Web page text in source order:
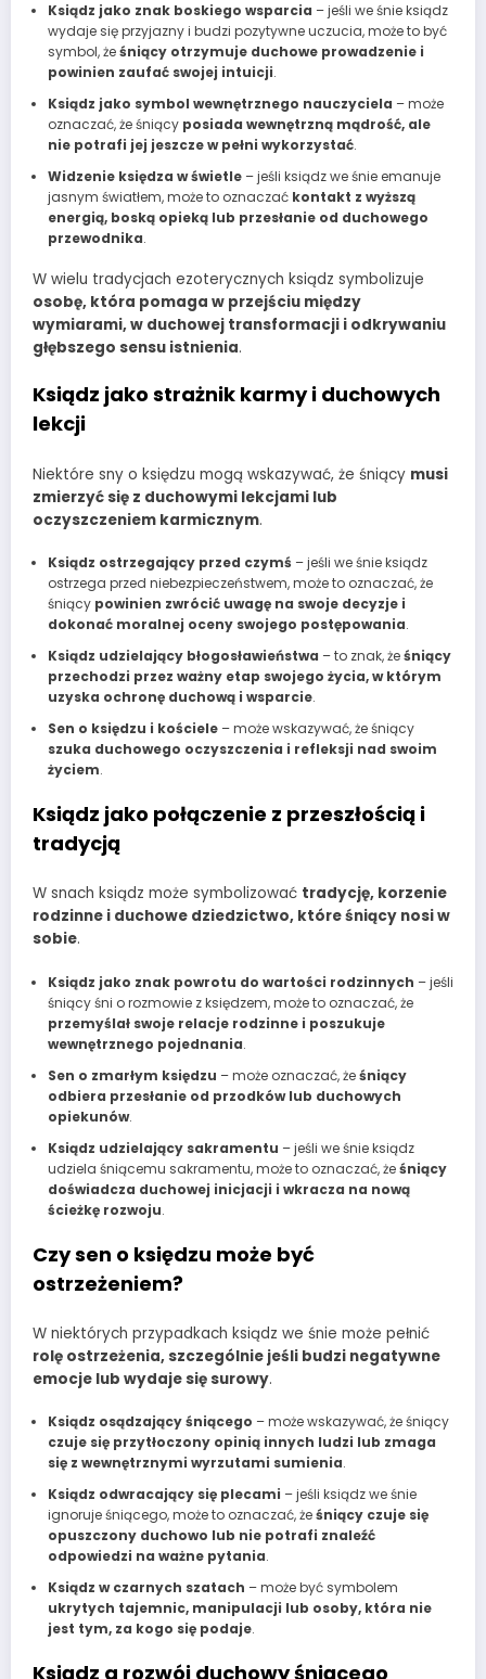
Ksiądz jako znak boskiego wsparcia – jeśli we śnie ksiądz
wydaje się przyjazny i budzi pozytywne uczucia, może to być
symbol, żeśniący otrzymuje duchowe prowadzenie i
powinien zaufać swojej intuicji.
Ksiądz jako symbol wewnętrznego nauczyciela – może
oznaczać, że śniący posiada wewnętrzną mądrość, ale
nie potrafi jej jeszcze w pełni wykorzystać.
Widzenie księdza w świetle– jeśli ksiądz we śnie emanuje
jasnym światłem, może to oznaczać kontakt z wyższą
energią, boską opieką lub przesłanie od duchowego
przewodnika.
W wielu tradycjach ezoterycznych ksiądz symbolizuje
osobę, która pomaga w przejściu między
wymiarami, w duchowej transformacji i odkrywaniu
głębszego sensu istnienia.
Ksiądz jako strażnik karmy i duchowych
lekcji
Niektóre sny o księdzu mogą wskazywać, że śniący musi
zmierzyć się z duchowymi lekcjami lub
oczyszczeniem karmicznym.
Ksiądz ostrzegający przed czymś – jeśli we śnie ksiądz
ostrzega przed niebezpieczeństwem, może to oznaczać, że
śniący powinien zwrócić uwagę na swoje decyzje i
dokonać moralnej oceny swojego postępowania.
Ksiądz udzielający błogosławieństwa – to znak, żeśniący
przechodzi przez ważny etap swojego życia, w którym
uzyska ochronę duchową i wsparcie.
Sen o księdzu i kościele– może wskazywać, że śniący
szuka duchowego oczyszczenia i refleksji nad swoim
życiem.
Ksiądz jako połączenie z przeszłością i
tradycją
W snach ksiądz może symbolizować tradycję, korzenie
rodzinne i duchowe dziedzictwo, które śniący nosi w
sobie.
Ksiądz jako znak powrotu do wartości rodzinnych – jeśli
śniący śni o rozmowie z księdzem, może to oznaczać, że
przemyślał swoje relacje rodzinne i poszukuje
wewnętrznego pojednania.
Sen o zmarłym księdzu – może oznaczać, żeśniący
odbiera przesłanie od przodków lub duchowych
opiekunów.
Ksiądz udzielający sakramentu – jeśli we śnie ksiądz
udziela śniącemu sakramentu, może to oznaczać, żeśniący
doświadcza duchowej inicjacji i wkracza na nową
ścieżkę rozwoju.
Czy sen o księdzu może być
ostrzeżeniem?
W niektórych przypadkach ksiądz we śnie może pełnić
rolę ostrzeżenia, szczególnie jeśli budzi negatywne
emocje lub wydaje się surowy.
Ksiądz osądzający śniącego – może wskazywać, że śniący
czuje się przytłoczony opinią innych ludzi lub zmaga
się z wewnętrznymi wyrzutami sumienia.
Ksiądz odwracający się plecami – jeśli ksiądz we śnie
ignoruje śniącego, może to oznaczać, żeśniący czuje się
opuszczony duchowo lub nie potrafi znaleźć
odpowiedzi na ważne pytania.
Ksiądz w czarnych szatach – może być symbolem
ukrytych tajemnic, manipulacji lub osoby, która nie
jest tym, za kogo się podaje.
Ksiądz a rozwój duchowy śniącego